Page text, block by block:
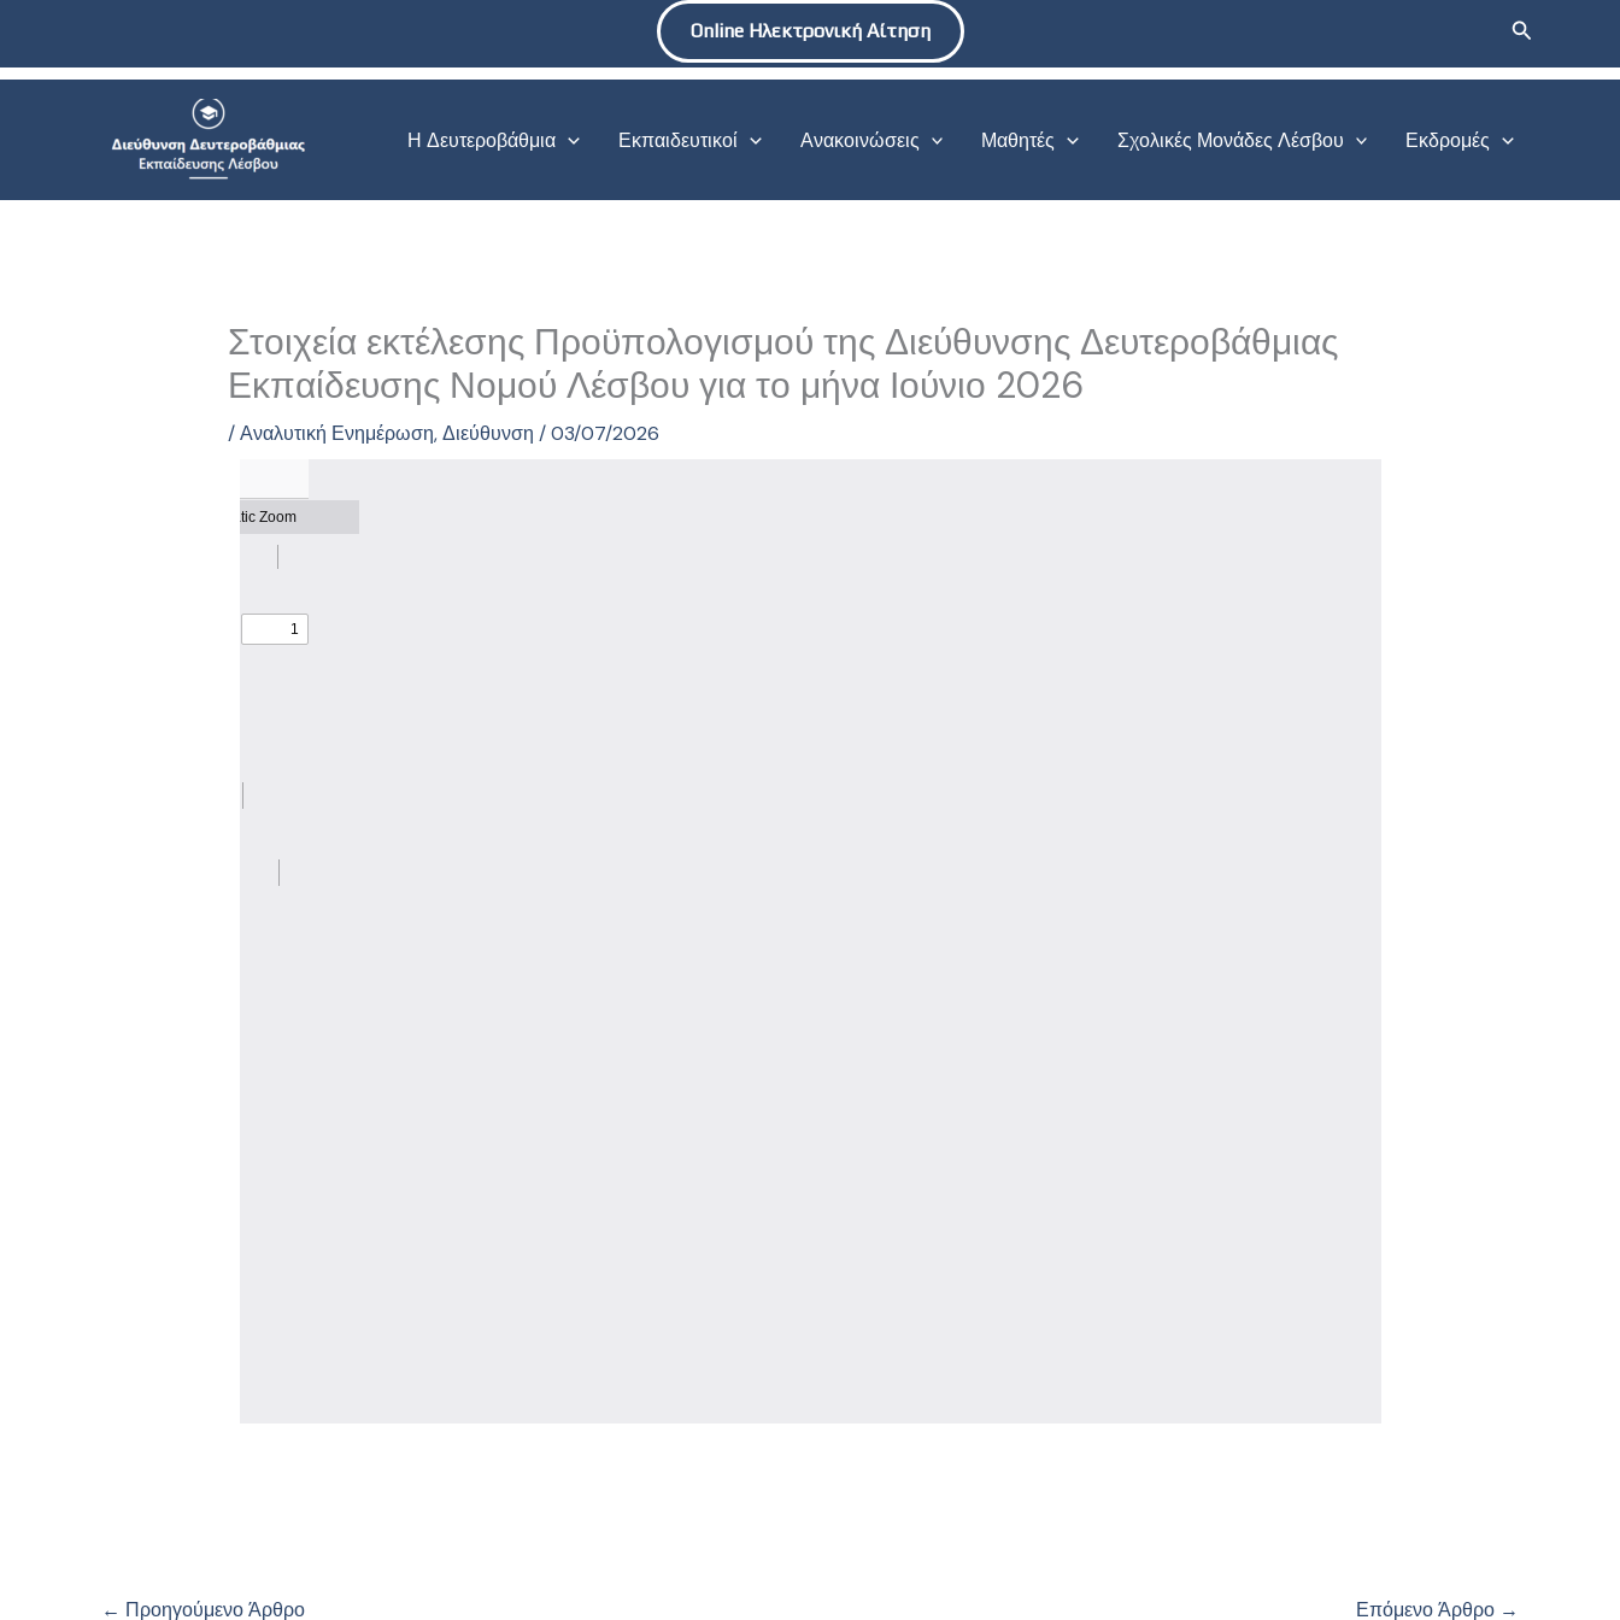
περιεχόμενο
Online Ηλεκτρονική Αίτηση Αναζήτηση
Η Δευτεροβάθμια Εκπαιδευτικοί Ανακοινώσεις Μαθητές Σχολικές Μονάδες Λέσβου Εκδρομές
Στοιχεία εκτέλεσης Προϋπολογισμού της Διεύθυνσης Δευτεροβάθμιας
Εκπαίδευσης Νομού Λέσβου για το μήνα Ιούνιο 2026
/Αναλυτική Ενημέρωση,Διεύθυνση /03/07/2026
← Προηγούμενο Άρθρο Επόμενο Άρθρο →